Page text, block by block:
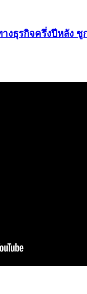
างธุรกิจครึ่งปีหลัง